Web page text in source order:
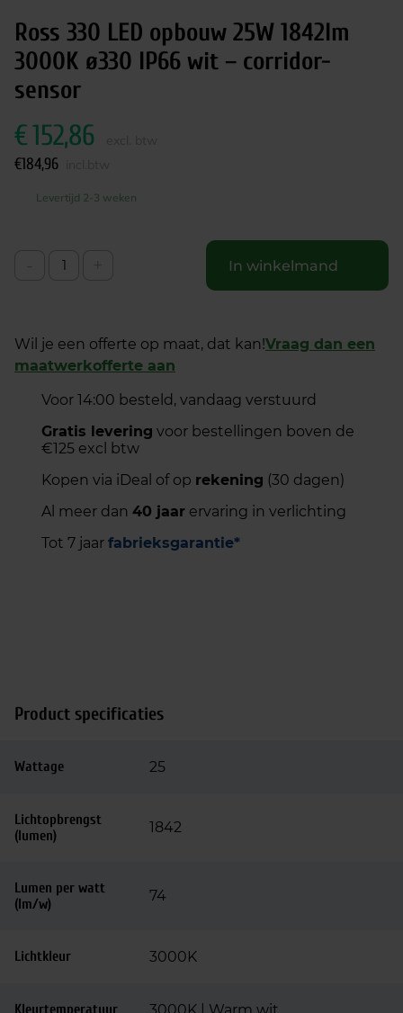
Ross 330 LED opbouw 25W 1842lm
3000K ø330 IP66 wit – corridor-
sensor
€152,86
€184,96
Levertijd 2-3 weken
In winkelmand
Wil je een offerte op maat, dat kan!Vraag dan een
maatwerkofferte aan
Voor 14:00 besteld, vandaag verstuurd
Gratis levering voor bestellingen boven de
€125 excl btw
Kopen via iDeal of op rekening (30 dagen)
Al meer dan 40 jaar ervaring in verlichting
Tot 7 jaar fabrieksgarantie*
Product specificaties
Wattage 25
Lichtopbrengst
(lumen)
1842
Lumen per watt
(lm/w)
74
Lichtkleur 3000K
Kleurtemperatuur